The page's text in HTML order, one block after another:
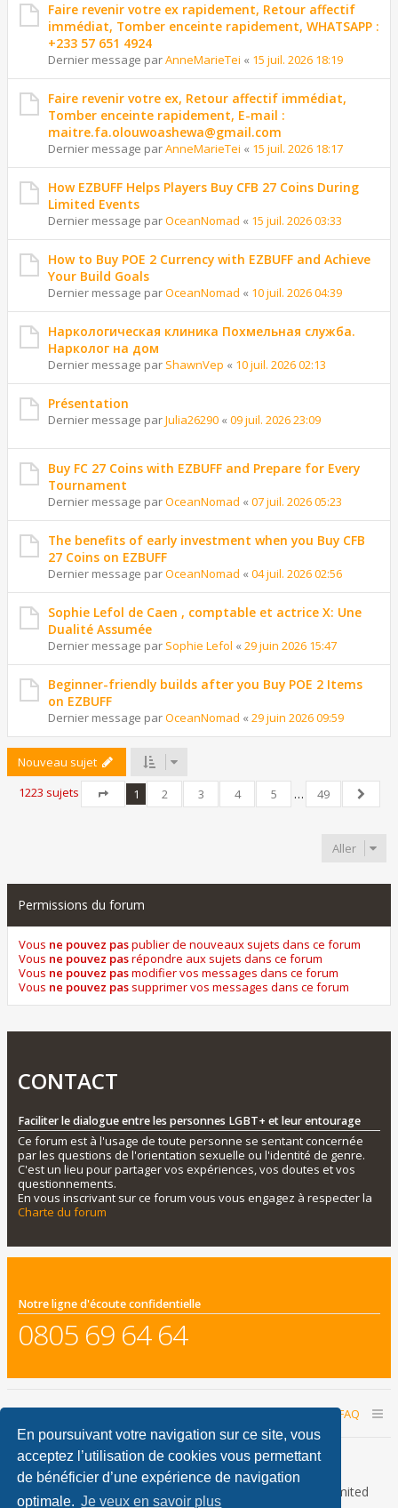
En poursuivant votre navigation sur ce site, vous
acceptez l’utilisation de cookies vous permettant
de bénéficier d’une expérience de navigation
optimale. Je veux en savoir plus
Faire revenir votre ex rapidement, Retour affectif
immédiat, Tomber enceinte rapidement, WHATSAPP :
+233 57 651 4924
Dernier message parAnneMarieTei « 15 juil. 2026 18:19
Faire revenir votre ex, Retour affectif immédiat,
Tomber enceinte rapidement, E-mail :
maitre.fa.olouwoashewa@gmail.com
Dernier message parAnneMarieTei « 15 juil. 2026 18:17
How EZBUFF Helps Players Buy CFB 27 Coins During
Limited Events
Dernier message parOceanNomad « 15 juil. 2026 03:33
How to Buy POE 2 Currency with EZBUFF and Achieve
Your Build Goals
Dernier message parOceanNomad « 10 juil. 2026 04:39
Наркологическая клиника Похмельная служба.
Нарколог на дом
Dernier message par ShawnVep « 10 juil. 2026 02:13
Présentation
Dernier message parJulia26290 « 09 juil. 2026 23:09
Buy FC 27 Coins with EZBUFF and Prepare for Every
Tournament
Dernier message parOceanNomad « 07 juil. 2026 05:23
The benefits of early investment when you Buy CFB
27 Coins on EZBUFF
Dernier message parOceanNomad « 04 juil. 2026 02:56
Sophie Lefol de Caen , comptable et actrice X: Une
Dualité Assumée
Dernier message par Sophie Lefol « 29 juin 2026 15:47
Beginner-friendly builds after you Buy POE 2 Items
on EZBUFF
Dernier message parOceanNomad « 29 juin 2026 09:59
Nouveau sujet
1223 sujets
Page
sur49
1 2 3 4 5 …
49
Suivant
Aller
Permissions du forum
Vous ne pouvez paspublier de nouveaux sujets dans ce forum
Vous ne pouvez pasrépondre aux sujets dans ce forum
Vous ne pouvez pasmodifier vos messages dans ce forum
Vous ne pouvez pas supprimer vos messages dans ce forum
CONTACT
Faciliter le dialogue entre les personnes LGBT+ et leur entourage
Ce forum est à l'usage de toute personne se sentant concernée
par les questions de l'orientation sexuelle ou l'identité de genre.
C'est un lieu pour partager vos expériences, vos doutes et vos
questionnements.
En vous inscrivant sur ce forum vous vous engagez à respecter la
Charte du forum
Notre ligne d'écoute confidentielle
0805 69 64 64
FAQ
Nous sommes le 07 août 2026 08:21
® Forum Software © phpBB Limited